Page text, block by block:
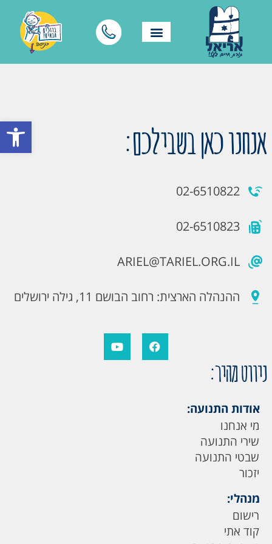
פתח אנחנו כאן בשבילכם:
02-6510822
02-6510823
ARIEL@TARIEL.ORG.IL
ההנהלה הארצית: רחוב הבושם 11, גילה ירושלים
ניווט מהיר:
אודות התנועה:
מי אנחנו
שירי התנועה
שבטי התנועה
יזכור
מנהלי:
רישום
קוד אתי